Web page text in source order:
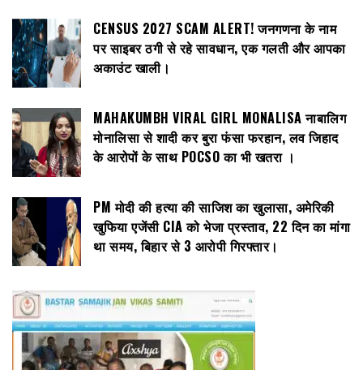
CENSUS 2027 SCAM ALERT! जनगणना के नाम
पर साइबर ठगी से रहे सावधान, एक गलती और आपका
अकाउंट खाली।
MAHAKUMBH VIRAL GIRL MONALISA नाबालिग
मोनालिसा से शादी कर बुरा फंसा फरहान, लव जिहाद
के आरोपों के साथ POCSO का भी खतरा ।
PM मोदी की हत्या की साजिश का खुलासा, अमेरिकी
खुफिया एजेंसी CIA को भेजा प्रस्ताव, 22 दिन का मांगा
था समय, बिहार से 3 आरोपी गिरफ्तार।